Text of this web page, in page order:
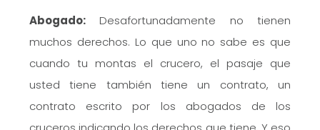
Abogado: Desafortunadamente no tienen
muchos derechos. Lo que uno no sabe es que
cuando tu montas el crucero, el pasaje que
usted tiene también tiene un contrato, un
contrato escrito por los abogados de los